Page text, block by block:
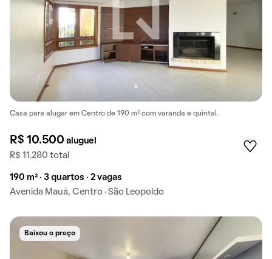
Casa para alugar em Centro de 190 m² com varanda e quintal.
R$ 10.500aluguel
R$ 11.280 total
190 m² · 3 quartos · 2 vagas
Avenida Mauá, Centro · São Leopoldo
Baixou o preço